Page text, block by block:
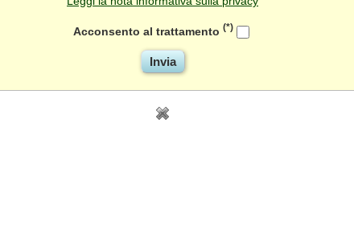
Acconsento al trattamento (*)